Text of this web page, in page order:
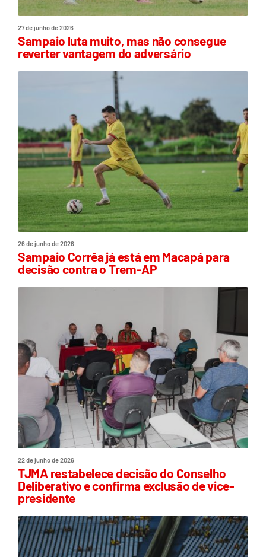
27 de junho de 2026
Sampaio luta muito, mas não consegue
reverter vantagem do adversário
26 de junho de 2026
Sampaio Corrêa já está em Macapá para
decisão contra o Trem-AP
22 de junho de 2026
TJMA restabelece decisão do Conselho
Deliberativo e confirma exclusão de vice-
presidente